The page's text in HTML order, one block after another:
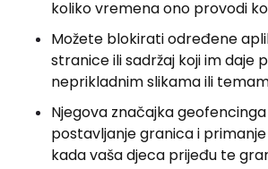
koliko vremena ono provodi
Možete blokirati određene
stranice ili sadržaj koji im daje
neprikladnim slikama ili
Njegova značajka
postavljanje granica i
kada vaša djeca prijeđu te